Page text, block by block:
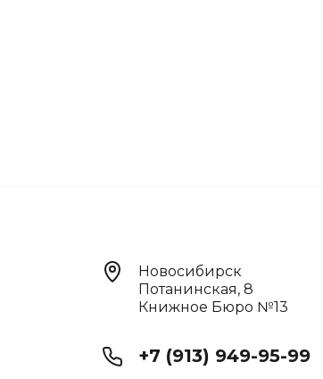
Новосибирск
Потанинская, 8
Книжное Бюро №13
+7 (913) 949-95-99